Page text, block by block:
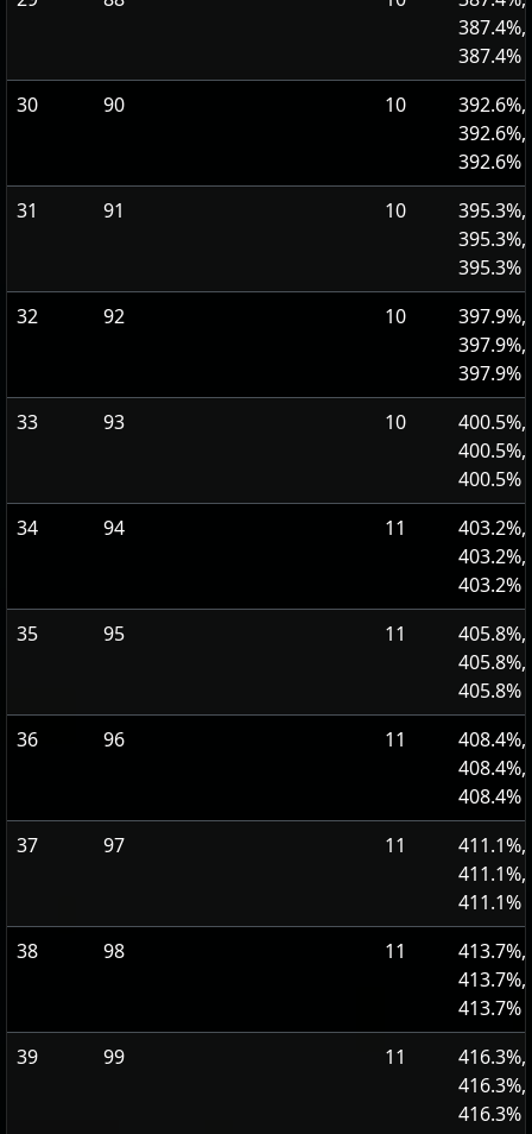
387.4%,
387.4%
30
90 10
392.6%,
392.6%,
392.6%
31
91 10
395.3%,
395.3%,
395.3%
32
92 10
397.9%,
397.9%,
397.9%
33
93 10
400.5%,
400.5%,
400.5%
34
94 11
403.2%,
403.2%,
403.2%
35
95 11
405.8%,
405.8%,
405.8%
36
96 11
408.4%,
408.4%,
408.4%
37
97 11
411.1%,
411.1%,
411.1%
38
98 11
413.7%,
413.7%,
413.7%
39
99 11
416.3%,
416.3%,
416.3%